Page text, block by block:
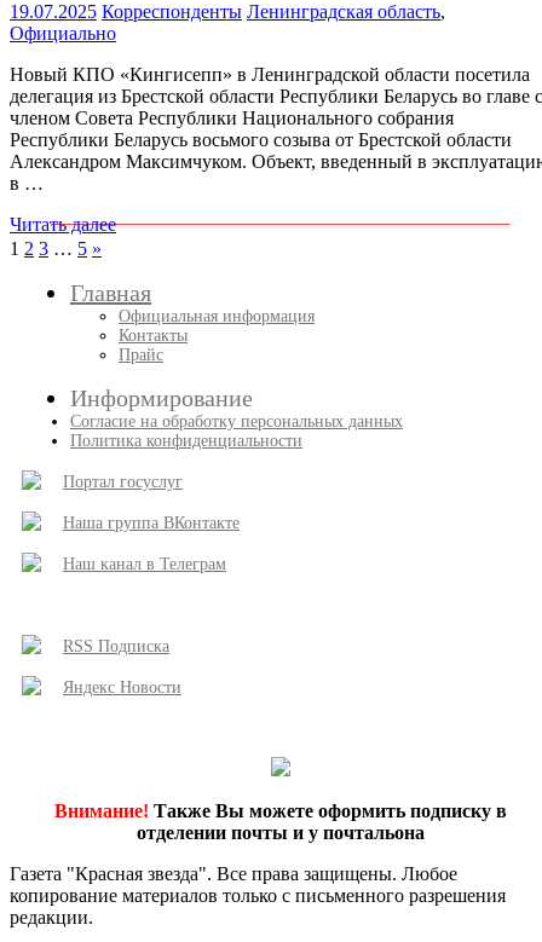
19.07.2025 Корреспонденты Ленинградская область,
Официально
Новый КПО «Кингисепп» в Ленинградской области посетила
делегация из Брестской области Республики Беларусь во главе с
членом Совета Республики Национального собрания
Республики Беларусь восьмого созыва от Брестской области
Александром Максимчуком. Объект, введенный в
в …
Читать далее
Пагинация
записей
1 2 3 … 5 След.
»
Главная
Официальная информация
Контакты
Прайс
Информирование
Согласие на обработку персональных данных
Политика конфиденциальности
Портал госуслуг
Наша группа ВКонтакте
Наш канал в Телеграм
RSS Подписка
Яндекс Новости
Внимание! Также Вы можете оформить подписку в
отделении почты и у почтальона
Газета "Красная звезда". Все права защищены. Любое
копирование материалов только с письменного разрешения
редакции.